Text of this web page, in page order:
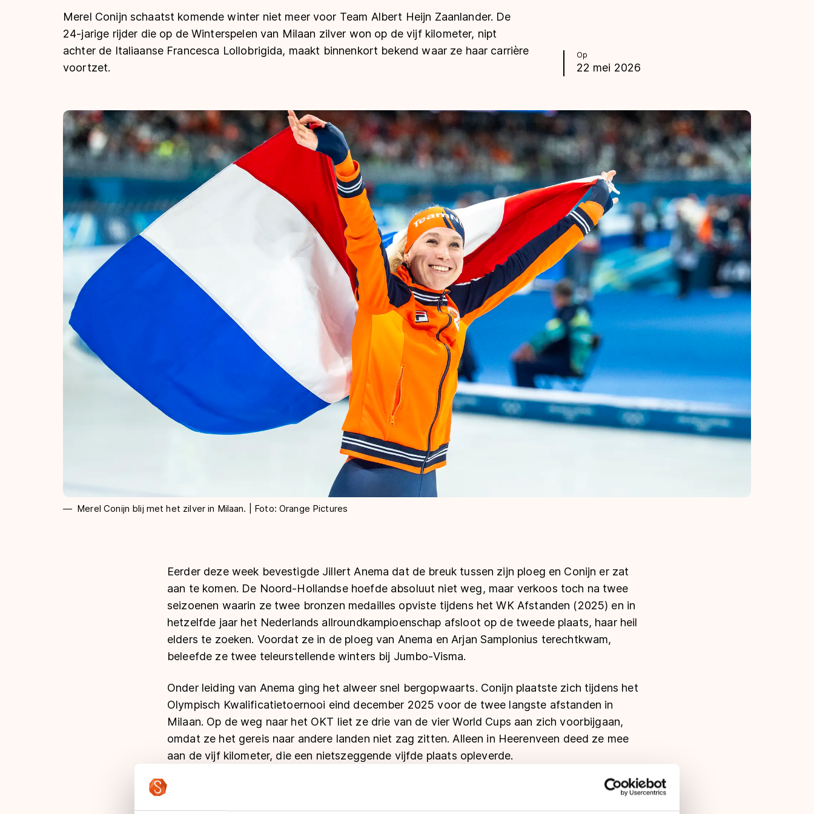
Tijden & historie
De weg op
Schaatsfans
Olympische Spelen
Op
22 mei 2026
Merel Conijn schaatst komende winter niet meer voor Team Albert Heijn Zaanlander. De
24-jarige rijder die op de Winterspelen van Milaan zilver won op de vijf kilometer, nipt
achter de Italiaanse Francesca Lollobrigida, maakt binnenkort bekend waar ze haar carrière
voortzet.
Merel Conijn blij met het zilver in Milaan. | Foto: Orange Pictures
Eerder deze week bevestigde Jillert Anema dat de breuk tussen zijn ploeg en Conijn er zat
aan te komen. De Noord-Hollandse hoefde absoluut niet weg, maar verkoos toch na twee
seizoenen waarin ze twee bronzen medailles opviste tijdens het WK Afstanden (2025) en in
hetzelfde jaar het Nederlands allroundkampioenschap afsloot op de tweede plaats, haar heil
elders te zoeken. Voordat ze in de ploeg van Anema en Arjan Samplonius terechtkwam,
beleefde ze twee teleurstellende winters bij Jumbo-Visma.
Onder leiding van Anema ging het alweer snel bergopwaarts. Conijn plaatste zich tijdens het
Olympisch Kwalificatietoernooi eind december 2025 voor de twee langste afstanden in
Milaan. Op de weg naar het OKT liet ze drie van de vier World Cups aan zich voorbijgaan,
omdat ze het gereis naar andere landen niet zag zitten. Alleen in Heerenveen deed ze mee
aan de vijf kilometer, die een nietszeggende vijfde plaats opleverde.
Ook opvallend was de manier waarop ze het NK Allround na de 500 meter verliet. Conijn had